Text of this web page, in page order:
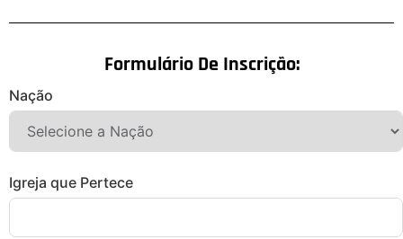
Formulário De Inscrição:
Nação
Igreja que Pertece